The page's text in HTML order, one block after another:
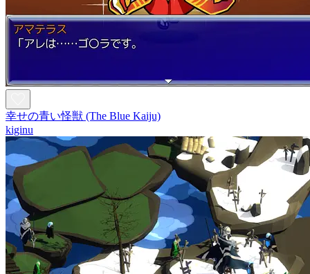
幸せの青い怪獣 (The Blue Kaiju)
kiginu